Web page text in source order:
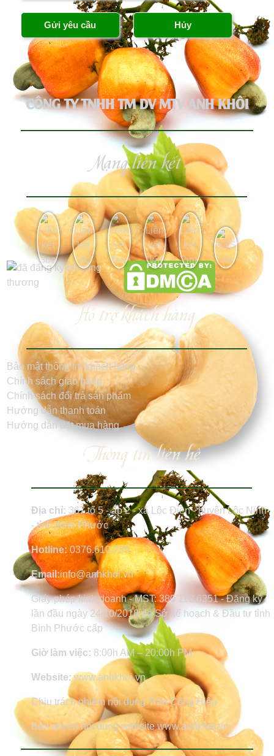
CÔNG TY TNHH TM DV MTV ANH KHÔI
Mạng liên kết
Hỗ trợ khách hàng
Bảo mật thông tin khách hàng
Chính sách giao hàng
Chính sách đổi trả sản phẩm
Hướng dẫn thanh toán
Hướng dẫn đặt mua hàng
Thông tin liên hệ
Địa chỉ: 367 tổ 5 - ấp 2 - xã Lộc Điền - huyện Lộc Ninh
- tỉnh Bình Phước
Hotline: 0376.610.785
Email:info@anhkhoi.vn
Giấy phép kinh doanh - MST: 380 118 6351 - Đăng ký
lần đầu ngày 24/10/2018 do Sở kế hoạch & Đầu tư tỉnh
Bình Phước cấp
Giờ làm việc: 8:00h AM – 20:00h PM
Website:www.anhkhoi.vn
Chịu trách nhiệm nội dung Trần Công Hiệp
Bản quyền nội dung website www.anhkhoi.vn